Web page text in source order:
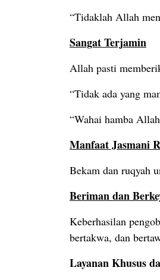
“Tidaklah Allah
Sangat Terjamin
Allah pasti
“Tidak ada yang
“Wahai hamba
Manfaat Jasmani
Bekam dan ruqyah
Beriman dan
Keberhasilan
bertakwa, dan
Layanan Khusus